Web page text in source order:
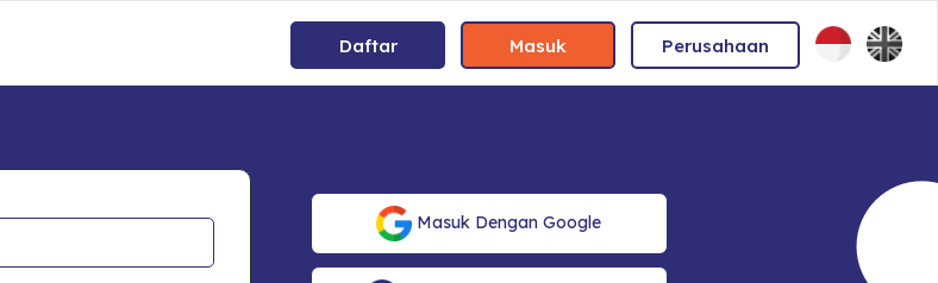
Daftar Masuk Perusahaan
Masuk Dengan Google